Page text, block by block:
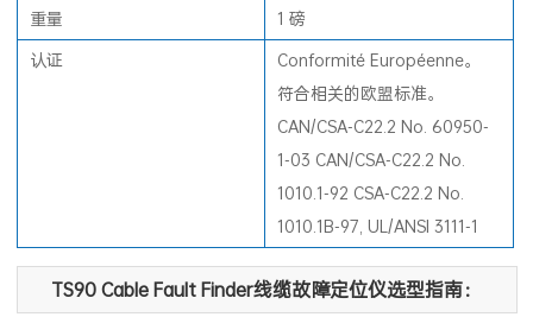
重量
1 磅
认证
Conformité Européenne。
符合相关的欧盟标准。
CAN/CSA-C22.2 No. 60950-
1-03 CAN/CSA-C22.2 No.
1010.1-92 CSA-C22.2 No.
1010.1B-97, UL/ANSI 3111-1
TS90 Cable Fault Finder线缆故障定位仪选型指南：